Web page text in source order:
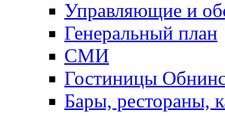
Управляющие и
Генеральный план
СМИ
Гостиницы
Бары, рестораны,